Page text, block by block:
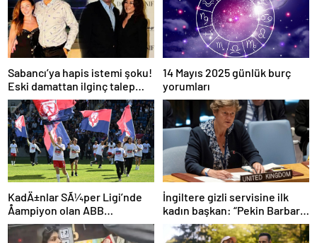
Sabancı’ya hapis istemi şoku!
Eski damattan ilginç talep
geldi
14 Mayıs 2025 günlük burç
yorumları
KadÄ±nlar SÃ¼per Ligi’nde
Åampiyon olan ABB
Fomget’ten FenerbahÃ§e’ye
gÃ¶nderme
İngiltere gizli servisine ilk
kadın başkan: “Pekin Barbara”
favori aday